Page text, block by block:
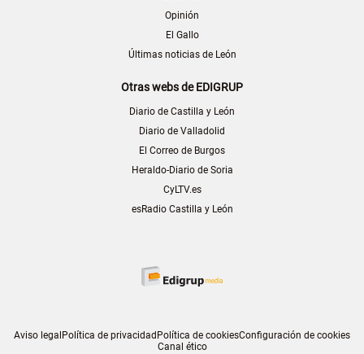
Opinión
El Gallo
Últimas noticias de León
Otras webs de EDIGRUP
Diario de Castilla y León
Diario de Valladolid
El Correo de Burgos
Heraldo-Diario de Soria
CyLTV.es
esRadio Castilla y León
Aviso legal Política de privacidad Política de cookiesConfiguración de cookies
Canal ético